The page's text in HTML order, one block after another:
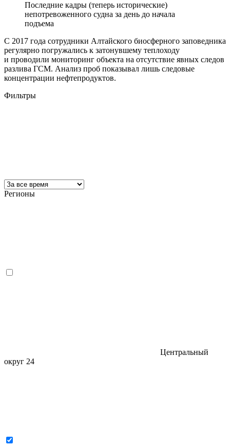
Последние кадры (теперь исторические)
непотревоженного судна за день до начала
подъема
С 2017 года сотрудники Алтайского биосферного заповедника
регулярно погружались к затонувшему теплоходу
и проводили мониторинг объекта на отсутствие явных следов
разлива ГСМ. Анализ проб показывал лишь следовые
концентрации нефтепродуктов.
Фильтры
Регионы
Центральный
округ 24